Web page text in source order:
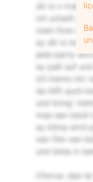
dit is x-
ich scheiß
mein flow is
ey dit is nich
jede party
ey paß auf
ich kanns mir
da hilft auch
und bring'
mas-sen
ey klima wird
nen film nen
und biste in
Chorus: das